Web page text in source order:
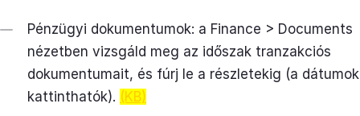
Pénzügyi dokumentumok: a Finance > Documents
nézetben vizsgáld meg az időszak tranzakciós
dokumentumait, és fúrj le a részletekig (a dátumok
kattinthatók). (KB)